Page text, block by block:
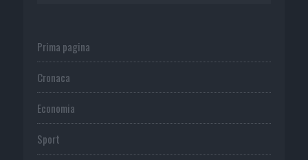
Prima pagina
Cronaca
Economia
Sport